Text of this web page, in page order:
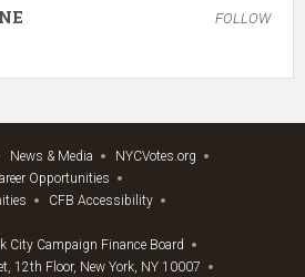
FOLLOW
News & Media
NYCVotes.org
Opportunities
CFB Accessibility
City Campaign Finance Board
12th Floor, New York, NY 10007